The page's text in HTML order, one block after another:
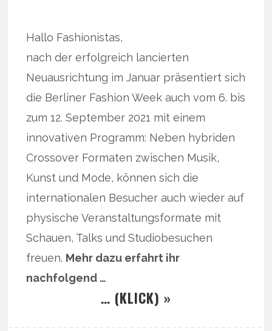
Hallo Fashionistas,
nach der erfolgreich lancierten
Neuausrichtung im Januar präsentiert sich
die Berliner Fashion Week auch vom 6. bis
zum 12. September 2021 mit einem
innovativen Programm: Neben hybriden
Crossover Formaten zwischen Musik,
Kunst und Mode, können sich die
internationalen Besucher auch wieder auf
physische Veranstaltungsformate mit
Schauen, Talks und Studiobesuchen
freuen. Mehr dazu erfahrt ihr
nachfolgend …
… (KLICK) »